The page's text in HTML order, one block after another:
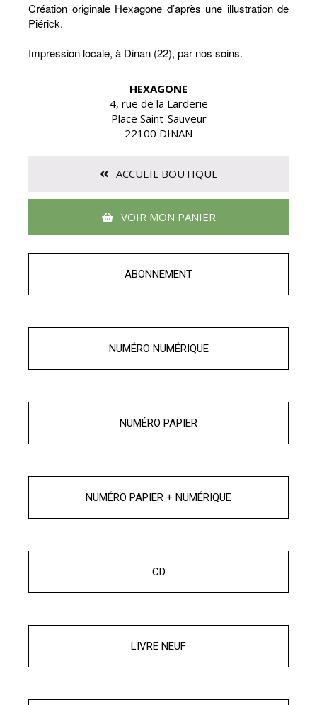
Création originale Hexagone d’après une illustration de
Piérick.
Impression locale, à Dinan (22), par nos soins.
HEXAGONE
4, rue de la Larderie
Place Saint-Sauveur
22100 DINAN
ACCUEIL BOUTIQUE
VOIR MON PANIER
ABONNEMENT
NUMÉRO NUMÉRIQUE
NUMÉRO PAPIER
NUMÉRO PAPIER + NUMÉRIQUE
CD
LIVRE NEUF